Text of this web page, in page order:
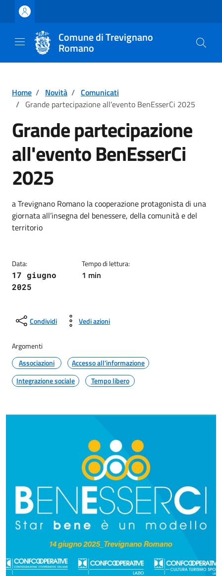
Vai ai contenuti
Vai al footer
Comune di Trevignano
Romano
Home / Novità / Comunicati
/ Grande partecipazione all'evento BenEsserCi 2025
Grande partecipazione
all'evento BenEsserCi
2025
Dettagli della notizia
a Trevignano Romano la cooperazione protagonista di una
giornata all’insegna del benessere, della comunità e del
territorio
Data:
17 giugno
2025
Tempo di lettura:
1 min
Condividi Vedi azioni
Argomenti
Associazioni
Accesso all'informazione
Integrazione sociale
Tempo libero